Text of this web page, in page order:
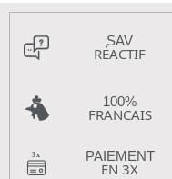
SAV
RÉACTIF
100%
FRANCAIS
PAIEMENT
EN 3X